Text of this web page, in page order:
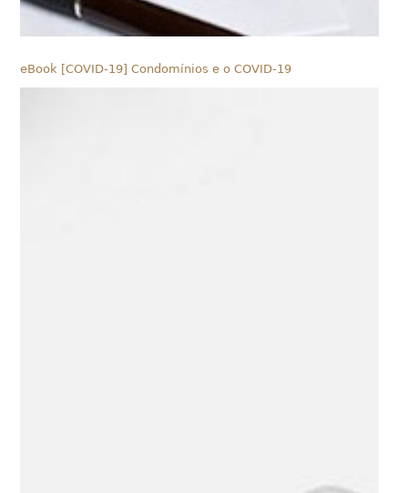
eBook [COVID-19] Condomínios e o COVID-19